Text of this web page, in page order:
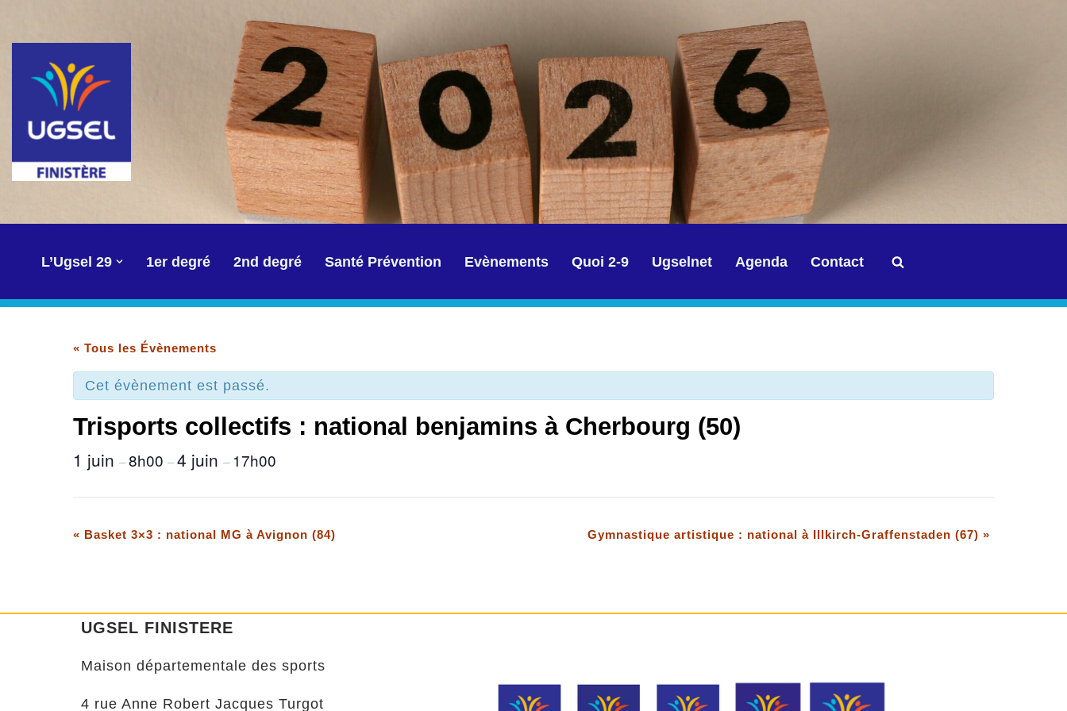
Aller
contenu
L’Ugsel 29 1er degré 2nd degré Santé Prévention Evènements Quoi 2-9 Ugselnet Agenda Contact
« Tous les Évènements
Cet évènement est passé.
Trisports collectifs : national benjamins à Cherbourg (50)
1 juin –8h00 –4 juin – 17h00
Navigation
« Basket 3×3 : national MG à Avignon (84) Gymnastique artistique : national à Illkirch-Graffenstaden (67) »
UGSEL FINISTERE
Maison départementale des sports
4 rue Anne Robert Jacques Turgot